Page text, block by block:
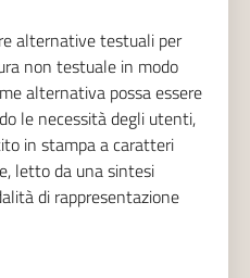
alternative testuali per
non testuale in modo
alternativa possa essere
le necessità degli utenti,
in stampa a caratteri
letto da una sintesi
di rappresentazione